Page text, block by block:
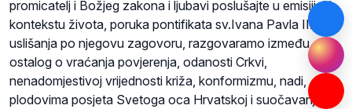
promicatelj i Božjeg zakona i ljubavi poslušajte u emisiji. U
kontekstu života, poruka pontifikata sv.Ivana Pavla II. i
uslišanja po njegovu zagovoru, razgovaramo između
ostalog o vraćanja povjerenja, odanosti Crkvi,
nenadomjestivoj vrijednosti križa, konformizmu, nadi,
plodovima posjeta Svetoga oca Hrvatskoj i suočavanju s